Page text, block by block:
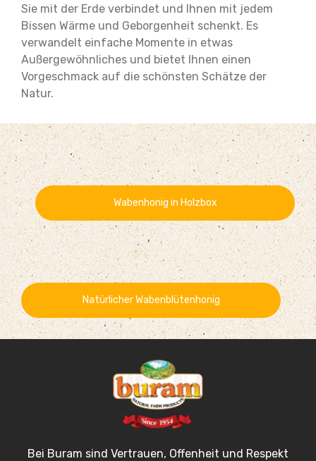
Sie mit der Erde verbindet und Ihnen mit jedem
Bissen Wärme und Geborgenheit schenkt. Es
verwandelt einfache Momente in etwas
Außergewöhnliches und bietet Ihnen einen
Vorgeschmack auf die schönsten Schätze der
Natur.
Natürlicher Wabenblütenhonig
Wabenhonig in Holzbox
Bei Buram sind Vertrauen, Offenheit und Respekt